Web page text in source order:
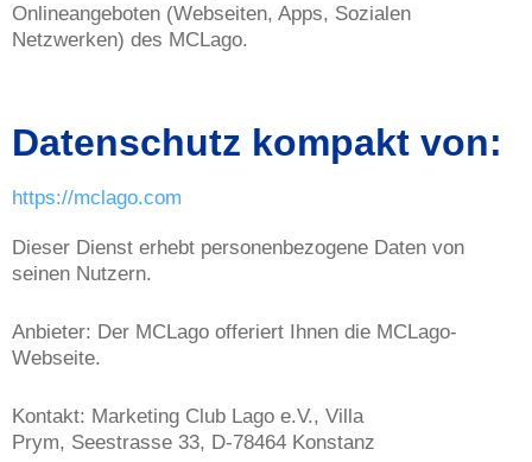
Onlineangeboten (Webseiten, Apps, Sozialen
Netzwerken) des MCLago.
Datenschutz kompakt von:
https://mclago.com
Dieser Dienst erhebt personenbezogene Daten von
seinen Nutzern.
Anbieter: Der MCLago offeriert Ihnen die MCLago-
Webseite.
Kontakt: Marketing Club Lago e.V., Villa
Prym, Seestrasse 33, D-78464 Konstanz